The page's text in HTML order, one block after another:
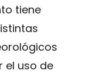
tiene
el uso de